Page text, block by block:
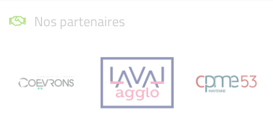
Nos partenaires